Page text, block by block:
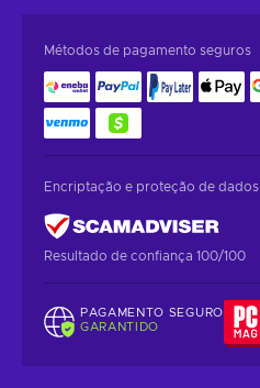
Métodos de pagamento seguros
Encriptação e proteção de dados
Resultado de confiança 100/100
PAGAMENTO SEGURO
GARANTIDO